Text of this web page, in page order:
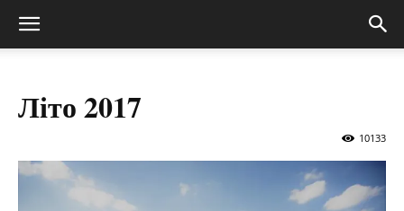
Літо 2017
10133